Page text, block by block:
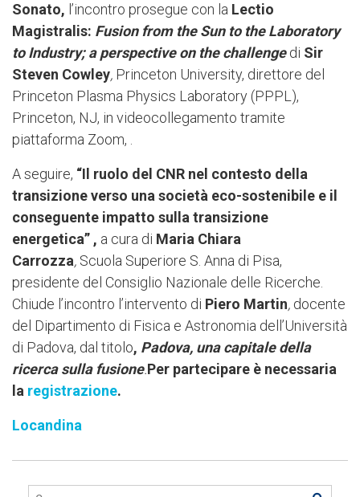
Sonato, l’incontro prosegue con la Lectio
Magistralis: Fusion from the Sun to the Laboratory
to Industry; a perspective on the challenge di Sir
Steven Cowley, Princeton University, direttore del
Princeton Plasma Physics Laboratory (PPPL),
Princeton, NJ, in videocollegamento tramite
piattaforma Zoom, .
A seguire, “Il ruolo del CNR nel contesto della
transizione verso una società eco-sostenibile e il
conseguente impatto sulla transizione
energetica” , a cura di Maria Chiara
Carrozza, Scuola Superiore S. Anna di Pisa,
presidente del Consiglio Nazionale delle Ricerche.
Chiude l’incontro l’intervento di Piero Martin, docente
del Dipartimento di Fisica e Astronomia dell’Università
di Padova, dal titolo, Padova, una capitale della
ricerca sulla fusione.Per partecipare è necessaria
la registrazione.
Locandina